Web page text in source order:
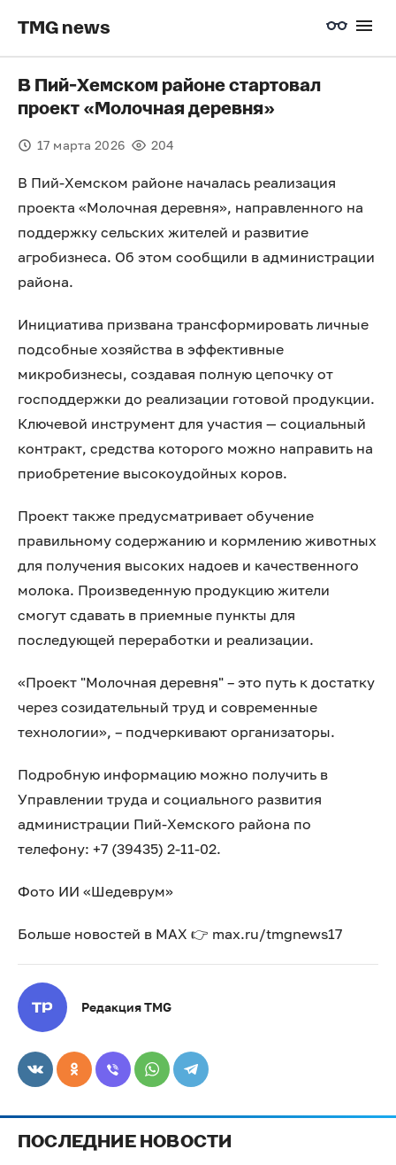
TMG news
В Пий-Хемском районе стартовал
проект «Молочная деревня»
17 марта 2026 204
В Пий-Хемском районе началась реализация
проекта «Молочная деревня», направленного на
поддержку сельских жителей и развитие
агробизнеса. Об этом сообщили в администрации
района.
Инициатива призвана трансформировать личные
подсобные хозяйства в эффективные
микробизнесы, создавая полную цепочку от
господдержки до реализации готовой продукции.
Ключевой инструмент для участия — социальный
контракт, средства которого можно направить на
приобретение высокоудойных коров.
Проект также предусматривает обучение
правильному содержанию и кормлению животных
для получения высоких надоев и качественного
молока. Произведенную продукцию жители
смогут сдавать в приемные пункты для
последующей переработки и реализации.
«Проект "Молочная деревня" – это путь к достатку
через созидательный труд и современные
технологии», – подчеркивают организаторы.
Подробную информацию можно получить в
Управлении труда и социального развития
администрации Пий-Хемского района по
телефону: +7 (39435) 2-11-02.
Фото ИИ «Шедеврум»
Больше новостей в МАХ 👉 max.ru/tmgnews17
Редакция TMG
ПОСЛЕДНИЕ НОВОСТИ